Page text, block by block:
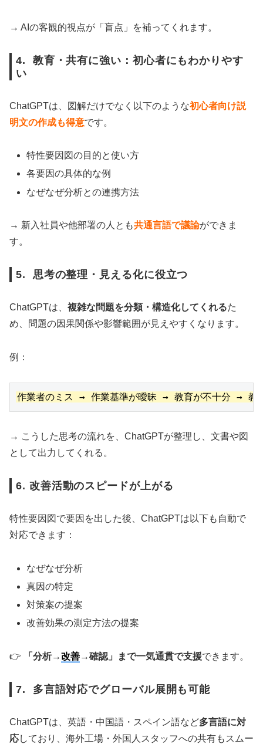
→ AIの客観的視点が「盲点」を補ってくれます。
4. 教育・共有に強い：初心者にもわかりやす
い
ChatGPTは、図解だけでなく以下のような初心者向け説
明文の作成も得意です。
特性要因図の目的と使い方
各要因の具体的な例
なぜなぜ分析との連携方法
→ 新入社員や他部署の人とも共通言語で議論ができま
す。
5. 思考の整理・見える化に役立つ
ChatGPTは、 複雑な問題を分類・構造化してくれるた
め、問題の因果関係や影響範囲が見えやすくなります。
例：
→ こうした思考の流れを、ChatGPTが整理し、文書や図
として出力してくれる。
6. 改善活動のスピードが上がる
特性要因図で要因を出した後、ChatGPTは以下も自動で
対応できます：
なぜなぜ分析
真因の特定
対策案の提案
改善効果の測定方法の提案
👉 「分析→改善→確認」まで一気通貫で支援できます。
7. 多言語対応でグローバル展開も可能
ChatGPTは、英語・中国語・スペイン語など多言語に対
応しており、海外工場・外国人スタッフへの共有もスムー